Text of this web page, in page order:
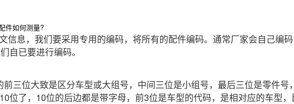
件如何测量?
信息，我们要采用专用的编码，将所有的配件编码。通常厂家会自己编
自已要进行编码。
三位大致是区分车型或大组号，中间三位是小组号，最后三位是零件号
位了，10位的后边都是带字母，前3位是车型的代码，是相对应的车型